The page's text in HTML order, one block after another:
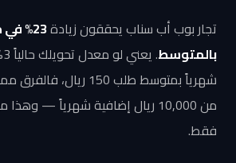
تجار بوب أب سناب يحققون زيادة
23%
بالمتوسط
شهرياً بمتوسط طلب 150
من 10,000 ريال إضافية شهرياً —
فقط.